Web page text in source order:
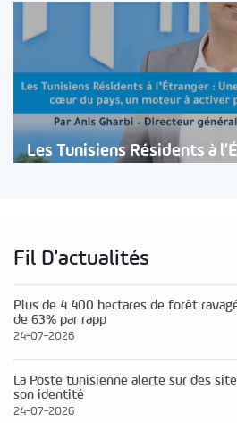
Les Tunisiens Résidents à
Fil D'actualités
Plus de 4 400 hectares de forêt
de 63% par rapp
24-07-2026
La Poste tunisienne alerte sur des
son identité
24-07-2026